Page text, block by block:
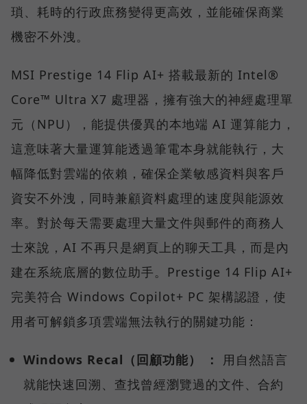
瑣、耗時的行政庶務變得更高效，並能確保商業
機密不外洩。
MSI Prestige 14 Flip AI+ 搭載最新的 Intel®
Core™ Ultra X7 處理器，擁有強大的神經處理單
元（NPU），能提供優異的本地端 AI 運算能力，
這意味著大量運算能透過筆電本身就能執行，大
幅降低對雲端的依賴，確保企業敏感資料與客戶
資安不外洩，同時兼顧資料處理的速度與能源效
率。對於每天需要處理大量文件與郵件的商務人
士來說，AI 不再只是網頁上的聊天工具，而是內
建在系統底層的數位助手。Prestige 14 Flip AI+
完美符合 Windows Copilot+ PC 架構認證，使
用者可解鎖多項雲端無法執行的關鍵功能：
Windows Recal（回顧功能） ：
用自然語言
就能快速回溯、查找曾經瀏覽過的文件、合約